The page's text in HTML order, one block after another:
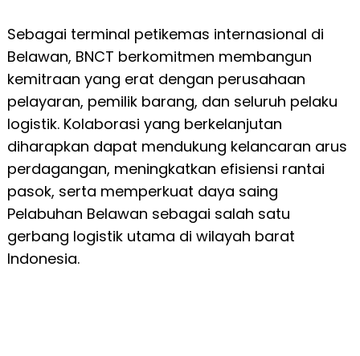
Sebagai terminal petikemas internasional di
Belawan, BNCT berkomitmen membangun
kemitraan yang erat dengan perusahaan
pelayaran, pemilik barang, dan seluruh pelaku
logistik. Kolaborasi yang berkelanjutan
diharapkan dapat mendukung kelancaran arus
perdagangan, meningkatkan efisiensi rantai
pasok, serta memperkuat daya saing
Pelabuhan Belawan sebagai salah satu
gerbang logistik utama di wilayah barat
Indonesia.